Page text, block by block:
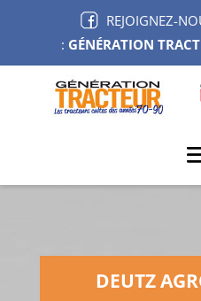
REJOIGNEZ-
: GÉNÉRATION
DEUTZ